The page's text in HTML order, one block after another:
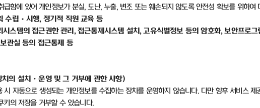
급함에 있어 개인정보가 분실, 도난,누출, 변조 또는 훼손되지 않도록 안전성 확보를 위하여
수립· 시행, 정기적 직원 교육 등
시스템의 접근권한 관리 , 접근통제시스템 설치 , 고유식별정보 등의 암호화, 보안프로그
관실 등의 접근통제 등
의 설치ㆍ운영 및 그 거부에 관한 사항)
시 자동으로 생성되는 개인정보를 수집하는 장치를 운영하지 않습니다. 다만 향후 서비스 제
키의 저장을 거부할 수 있습니다.